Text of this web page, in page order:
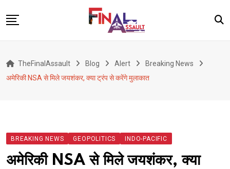
to
War
Alert
Viral
TheFinalAssault Blog Alert
Breaking News
अमेरिकी NSA से मिले जयशंकर, क्या ट्रंप से करेंगे मुलाकात
BREAKING NEWS GEOPOLITICS INDO-PACIFIC
अमेरिकी NSA से मिले जयशंकर, क्या